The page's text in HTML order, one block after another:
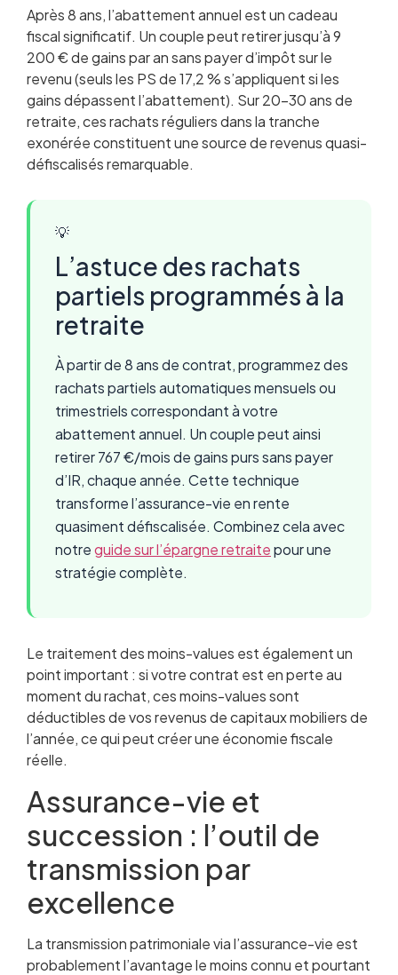
Après 8 ans, l’abattement annuel est un cadeau
fiscal significatif. Un couple peut retirer jusqu’à 9
200 € de gains par an sans payer d’impôt sur le
revenu (seuls les PS de 17,2 % s’appliquent si les
gains dépassent l’abattement). Sur 20-30 ans de
retraite, ces rachats réguliers dans la tranche
exonérée constituent une source de revenus quasi-
défiscalisés remarquable.
💡
L’astuce des rachats
partiels programmés à la
retraite
À partir de 8 ans de contrat, programmez des
rachats partiels automatiques mensuels ou
trimestriels correspondant à votre
abattement annuel. Un couple peut ainsi
retirer 767 €/mois de gains purs sans payer
d’IR, chaque année. Cette technique
transforme l’assurance-vie en rente
quasiment défiscalisée. Combinez cela avec
notreguide sur l’épargne retraitepour une
stratégie complète.
Le traitement des moins-values est également un
point important : si votre contrat est en perte au
moment du rachat, ces moins-values sont
déductibles de vos revenus de capitaux mobiliers de
l’année, ce qui peut créer une économie fiscale
réelle.
Assurance-vie et
succession : l’outil de
transmission par
excellence
La transmission patrimoniale via l’assurance-vie est
probablement l’avantage le moins connu et pourtant